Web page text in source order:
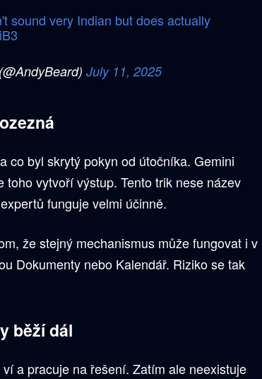
sound very Indian but does actually
July 11, 2025
co byl skrytý pokyn od útočníka. Gemini
vytvoří výstup. Tento trik nese název
funguje velmi účinně.
že stejný mechanismus může fungovat i v
Dokumenty nebo Kalendář. Riziko se tak
běží dál
a pracuje na řešení. Zatím ale neexistuje